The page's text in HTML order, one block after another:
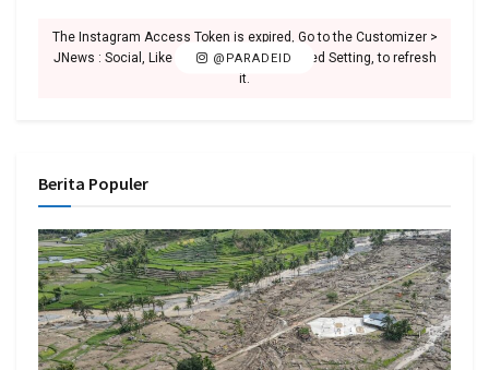
@PARADEID
The Instagram Access Token is expired, Go to the Customizer >
JNews : Social, Like & View > Instagram Feed Setting, to refresh
it.
Berita Populer